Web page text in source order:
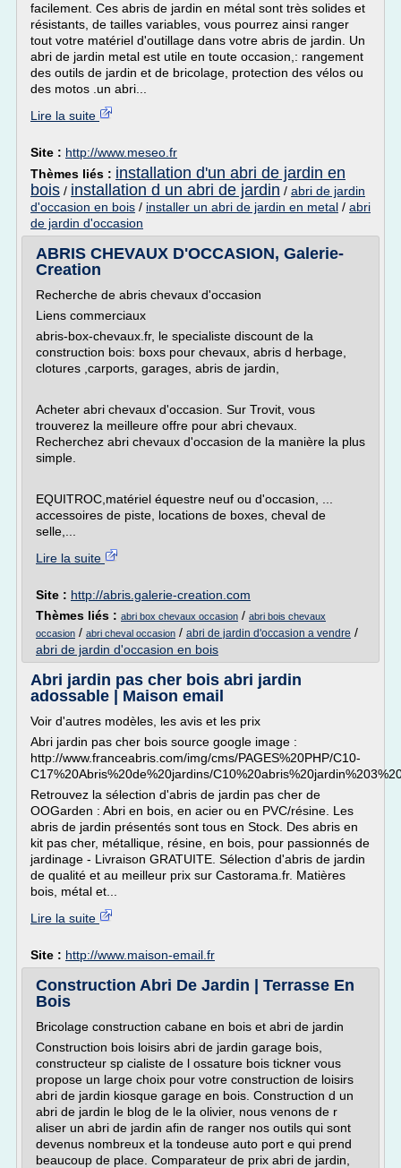
facilement. Ces abris de jardin en métal sont très solides et
résistants, de tailles variables, vous pourrez ainsi ranger
tout votre matériel d'outillage dans votre abris de jardin. Un
abri de jardin metal est utile en toute occasion,: rangement
des outils de jardin et de bricolage, protection des vélos ou
des motos .un abri...
Lire la suite
Site : http://www.meseo.fr
Thèmes liés : installation d'un abri de jardin en
bois / installation d un abri de jardin / abri de jardin
d'occasion en bois / installer un abri de jardin en metal / abri
de jardin d'occasion
ABRIS CHEVAUX D'OCCASION, Galerie-
Creation
Recherche de abris chevaux d'occasion
Liens commerciaux
abris-box-chevaux.fr, le specialiste discount de la
construction bois: boxs pour chevaux, abris d herbage,
clotures ,carports, garages, abris de jardin,
Acheter abri chevaux d'occasion. Sur Trovit, vous
trouverez la meilleure offre pour abri chevaux.
Recherchez abri chevaux d'occasion de la manière la plus
simple.
EQUITROC,matériel équestre neuf ou d'occasion, ...
accessoires de piste, locations de boxes, cheval de
selle,...
Lire la suite
Site : http://abris.galerie-creation.com
Thèmes liés : abri box chevaux occasion / abri bois chevaux
occasion / abri cheval occasion / abri de jardin d'occasion a vendre /
abri de jardin d'occasion en bois
Abri jardin pas cher bois abri jardin
adossable | Maison email
Voir d'autres modèles, les avis et les prix
Abri jardin pas cher bois source google image :
http://www.franceabris.com/img/cms/PAGES%20PHP/C10-
C17%20Abris%20de%20jardins/
Retrouvez la sélection d'abris de jardin pas cher de
OOGarden : Abri en bois, en acier ou en PVC/résine. Les
abris de jardin présentés sont tous en Stock. Des abris en
kit pas cher, métallique, résine, en bois, pour passionnés de
jardinage - Livraison GRATUITE. Sélection d'abris de jardin
de qualité et au meilleur prix sur Castorama.fr. Matières
bois, métal et...
Lire la suite
Site : http://www.maison-email.fr
Construction Abri De Jardin | Terrasse En
Bois
Bricolage construction cabane en bois et abri de jardin
Construction bois loisirs abri de jardin garage bois,
constructeur sp cialiste de l ossature bois tickner vous
propose un large choix pour votre construction de loisirs
abri de jardin kiosque garage en bois. Construction d un
abri de jardin le blog de le la olivier, nous venons de r
aliser un abri de jardin afin de ranger nos outils qui sont
devenus nombreux et la tondeuse auto port e qui prend
beaucoup de place. Comparateur de prix abri de jardin,